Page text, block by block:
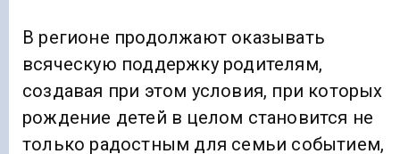
В регионе продолжают оказывать
всяческую поддержку родителям,
создавая при этом условия, при которых
рождение детей в целом становится не
только радостным для семьи событием,